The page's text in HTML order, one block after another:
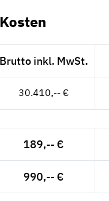
Brutto inkl. MwSt.
30.410,-- €
189,-- €
990,-- €